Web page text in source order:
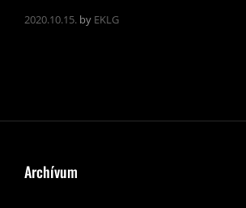
2020.10.15. by EKLG
Archívum